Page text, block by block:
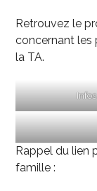
Retrouvez le
concernant les
la TA.
Infos
Rappel du lien
famille :